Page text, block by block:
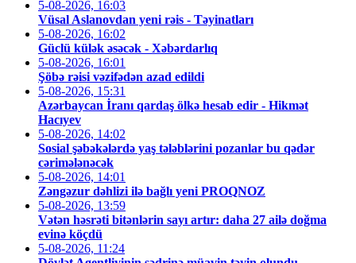
5-08-2026, 16:03
Vüsal Aslanovdan yeni rəis - Təyinatları
5-08-2026, 16:02
Güclü külək əsəcək - Xəbərdarlıq
5-08-2026, 16:01
Şöbə rəisi vəzifədən azad edildi
5-08-2026, 15:31
Azərbaycan İranı qardaş ölkə hesab edir - Hikmət
Hacıyev
5-08-2026, 14:02
Sosial şəbəkələrdə yaş tələblərini pozanlar bu qədər
cərimələnəcək
5-08-2026, 14:01
Zəngəzur dəhlizi ilə bağlı yeni PROQNOZ
5-08-2026, 13:59
Vətən həsrəti bitənlərin sayı artır: daha 27 ailə doğma
evinə köçdü
5-08-2026, 11:24